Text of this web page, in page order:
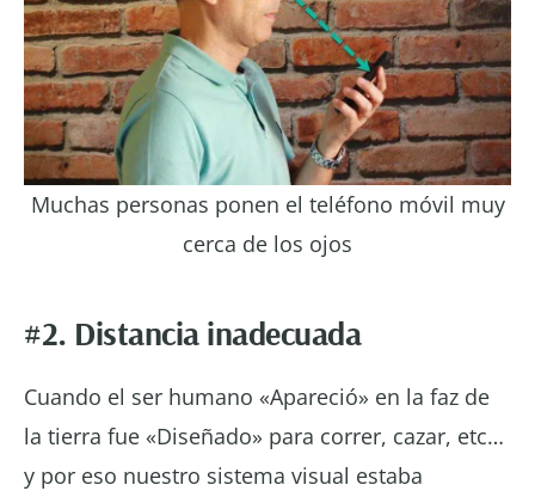
Muchas personas ponen el teléfono móvil muy
cerca de los ojos
#2. Distancia inadecuada
Cuando el ser humano «Apareció» en la faz de
la tierra fue «Diseñado» para correr, cazar, etc…
y por eso nuestro sistema visual estaba